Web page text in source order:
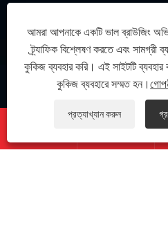
যোগাযোগ করুন
আমাদের অনুসরণ করো
আমরা আপনাকে একটি ভাল ব্রাউজিং
ট্র্যাফিক বিশ্লেষণ করতে এবং
কুকিজ ব্যবহার করি। এই সাইটটি
কুকিজ ব্যবহারে সম্মত হন।
প্রত্যাখ্যান করুন